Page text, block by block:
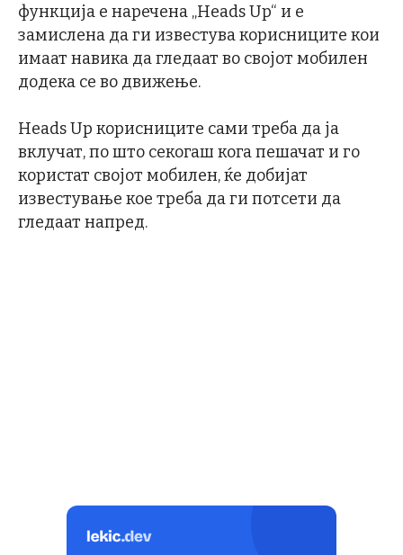
функција е наречена „Heads Up“ и е
замислена да ги известува корисниците кои
имаат навика да гледаат во својот мобилен
додека се во движење.
Heads Up корисниците сами треба да ја
вклучат, по што секогаш кога пешачат и го
користат својот мобилен, ќе добијат
известување кое треба да ги потсети да
гледаат напред.